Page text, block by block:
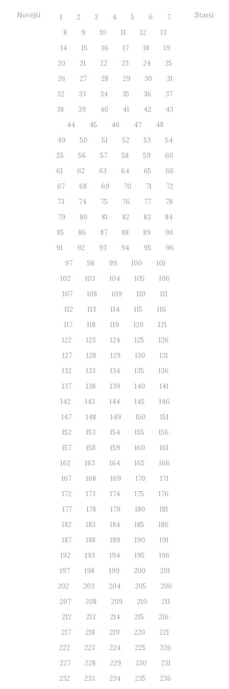
Novější 1 2 3 4 5 6
7
8
9 10 11 12
13
14
15 16 17 18
19
20
21 22 23 24
25
26
27 28 29 30
31
32
33 34 35 36
37
38
39 40 41 42
43
44
45 46 47
48
49
50 51 52 53
54
55
56 57 58 59
60
61
62 63 64 65
66
67
68 69 70 71
72
73
74 75 76 77
78
79
80 81 82 83
84
85
86 87 88 89
90
91
92 93 94 95
96
97
98 99 100
101
102
103 104 105
106
107
108 109 110
111
112
113 114 115
116
117
118 119 120
121
122
123 124 125
126
127
128 129 130
131
132
133 134 135
136
137
138 139 140
141
142
143 144 145
146
147
148 149 150
151
152
153 154 155
156
157
158 159 160
161
162
163 164 165
166
167
168 169 170
171
172
173 174 175
176
177
178 179 180
181
182
183 184 185
186
187
188 189 190
191
192
193 194 195
196
197
198 199 200
201
202
203 204 205
206
207
208 209 210
211
212
213 214 215
216
217
218 219 220
221
222
223 224 225
226
227
228 229 230
231
232
233 234 235
236
Starší